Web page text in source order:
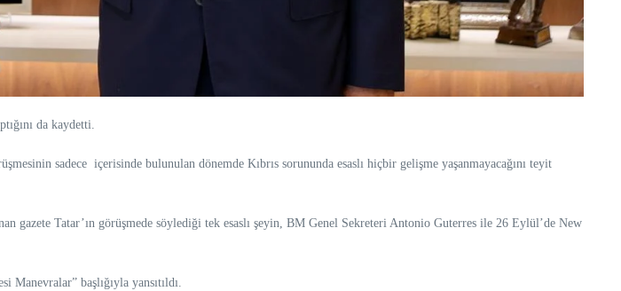
da kaydetti.
sadece içerisinde bulunulan dönemde Kıbrıs sorununda esaslı hiçbir gelişme yaşanmayacağını teyit
gazete Tatar’ın görüşmede söylediği tek esaslı şeyin, BM Genel Sekreteri Antonio Guterres ile 26 Eylül’de New
başlığıyla yansıtıldı.